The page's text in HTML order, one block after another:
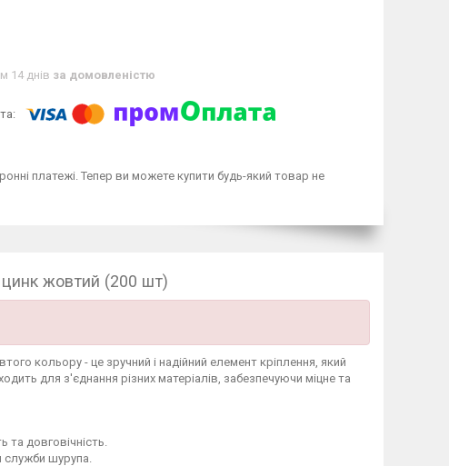
14 днів за домовленістю
платежі. Тепер ви можете купити будь-який товар не
жовтий (200 шт)
кольору - це зручний і надійний елемент кріплення, який
для з'єднання різних матеріалів, забезпечуючи міцне та
та довговічність.
служби шурупа.